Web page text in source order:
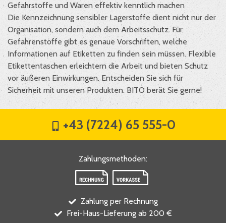
Gefahrstoffe und Waren effektiv kenntlich machen
Die Kennzeichnung sensibler Lagerstoffe dient nicht nur der
Organisation, sondern auch dem Arbeitsschutz. Für
Gefahrenstoffe gibt es genaue Vorschriften, welche
Informationen auf Etiketten zu finden sein müssen. Flexible
Etikettentaschen erleichtern die Arbeit und bieten Schutz
vor äußeren Einwirkungen. Entscheiden Sie sich für
Sicherheit mit unseren Produkten. BITO berät Sie gerne!
+43 (7224) 65 555-0
Zahlungsmethoden:
Zahlung per Rechnung
Frei-Haus-Lieferung ab 200 €